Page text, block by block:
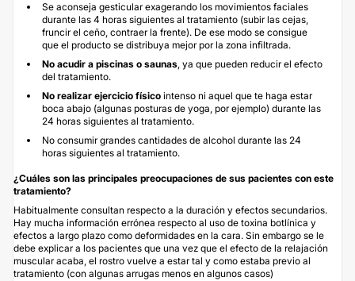
Se aconseja gesticular exagerando los movimientos faciales
durante las 4 horas siguientes al tratamiento (subir las cejas,
fruncir el ceño, contraer la frente). De ese modo se consigue
que el producto se distribuya mejor por la zona infiltrada.
No acudir a piscinas o saunas, ya que pueden reducir el efecto
del tratamiento.
No realizar ejercicio físico intenso ni aquel que te haga estar
boca abajo (algunas posturas de yoga, por ejemplo) durante las
24 horas siguientes al tratamiento.
No consumir grandes cantidades de alcohol durante las 24
horas siguientes al tratamiento.
¿Cuáles son las principales preocupaciones de sus pacientes con este
tratamiento?
Habitualmente consultan respecto a la duración y efectos secundarios.
Hay mucha información errónea respecto al uso de toxina botlínica y
efectos a largo plazo como deformidades en la cara. Sin embargo se le
debe explicar a los pacientes que una vez que el efecto de la relajación
muscular acaba, el rostro vuelve a estar tal y como estaba previo al
tratamiento (con algunas arrugas menos en algunos casos)